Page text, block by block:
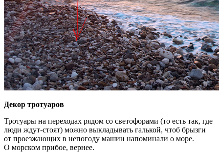
Декор тротуаров
Тротуары на переходах рядом со светофорами (то есть так, где
люди ждут-стоят) можно выкладывать галькой, чтоб брызги
от проезжающих в непогоду машин напоминали о море.
О морском прибое, вернее.